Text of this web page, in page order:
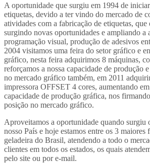
A oportunidade que surgiu em 1994 de
etiquetas, devido a ter vindo do mercado de
atividades com a fabricação de etiquetas,
surgindo novas oportunidades e ampliando a
programação visual, produção de adesivos
2004 visitamos uma feira do setor gráfico e
gráfico, nesta feira adquirimos 8 máquinas,
reforçamos a nossa capacidade de produção
no mercado gráfico também, em 2011
impressora OFFSET 4 cores, aumentando
capacidade de produção gráfica, nos
posição no mercado gráfico.
Aproveitamos a oportunidade quando surgiu
nosso País e hoje estamos entre os 3 maiores
geladeira do Brasil, atendendo a todo o
clientes em todos os estados, os quais
pelo site ou por e-mail.